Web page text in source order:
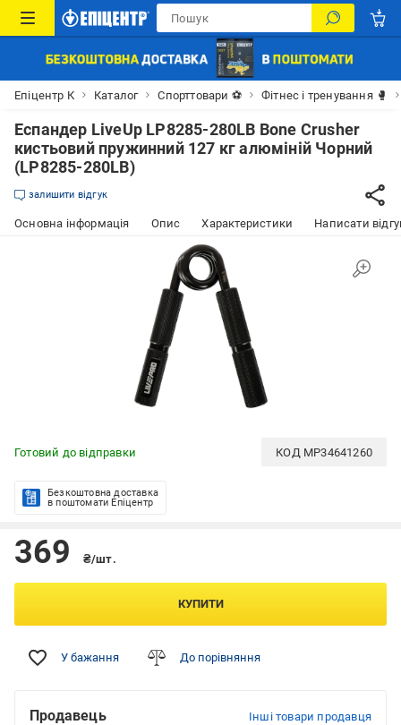
Епіцентр К Каталог Спорттовари ⚽ Фітнес і тренування 🥊
Еспандер LiveUp LP8285-280LB Bone Crusher
кистьовий пружинний 127 кг алюміній Чорний
(LP8285-280LB)
залишити відгук
Основна інформація Опис Характеристики Написати
Готовий до відправки КОД MP34641260
Безкоштовна доставка
в поштомати Епіцентр
369 ₴/шт.
КУПИТИ
У бажання До порівняння
Продавець Інші товари продавця